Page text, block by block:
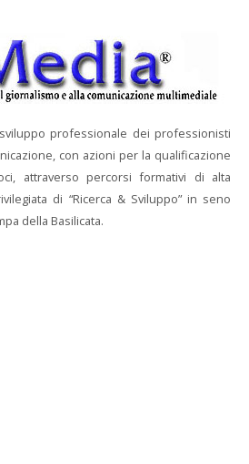
professionale dei professionisti
con azioni per la qualificazione
attraverso percorsi formativi di alta
di “Ricerca & Sviluppo” in seno
della Basilicata.